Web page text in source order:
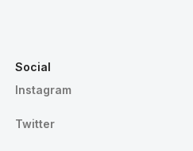
Social
Instagram
Twitter